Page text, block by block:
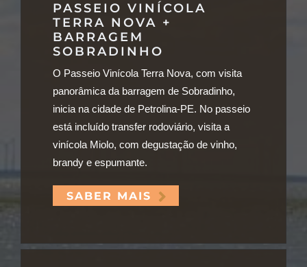
PASSEIO VINÍCOLA
TERRA NOVA +
BARRAGEM
SOBRADINHO
O Passeio Vinícola Terra Nova, com visita
panorâmica da barragem de Sobradinho,
inicia na cidade de Petrolina-PE. No passeio
está incluído transfer rodoviário, visita a
vinícola Miolo, com degustação de vinho,
brandy e espumante.
SABER MAIS